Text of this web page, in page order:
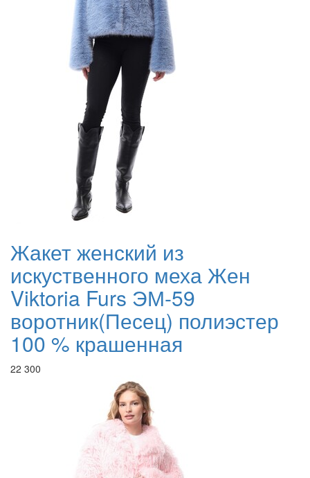
Жакет женский из
искуственного меха Жен
Viktoria Furs ЭМ-59
воротник(Песец) полиэстер
100 % крашенная
22 300